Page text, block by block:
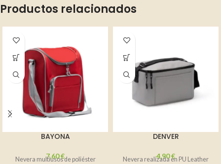
Productos relacionados
BAYONA
7,60€
Nevera multiusos de poliéster
DENVER
4,90€
Nevera realizada en PU Leather